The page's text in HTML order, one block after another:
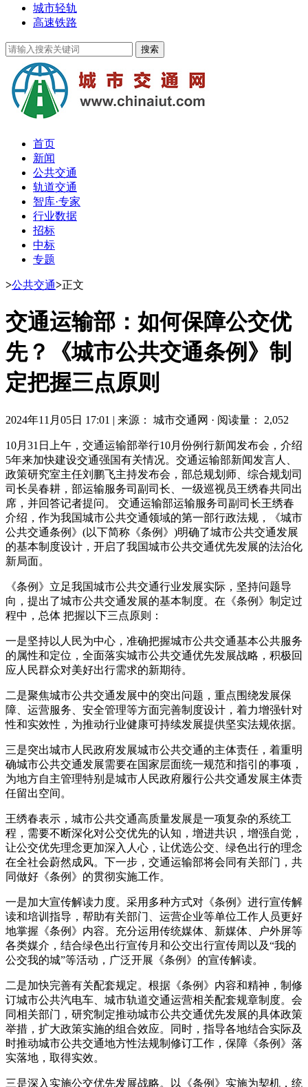
城市轻轨
高速铁路
首页
新闻
公共交通
轨道交通
智库·专家
行业数据
招标
中标
专题
>公共交通>正文
交通运输部：如何保障公交优
先？《城市公共交通条例》制
定把握三点原则
2024年11月05日 17:01 | 来源： 城市交通网 · 阅读量： 2,052
10月31日上午，交通运输部举行10月份例行新闻发布会，介绍
5年来加快建设交通强国有关情况。交通运输部新闻发言人、
政策研究室主任刘鹏飞主持发布会，部总规划师、综合规划司
司长吴春耕，部运输服务司副司长、一级巡视员王绣春共同出
席，并回答记者提问。 交通运输部运输服务司副司长王绣春
介绍，作为我国城市公共交通领域的第一部行政法规，《城市
公共交通条例》(以下简称《条例》)明确了城市公共交通发展
的基本制度设计，开启了我国城市公共交通优先发展的法治化
新局面。
《条例》立足我国城市公共交通行业发展实际，坚持问题导
向，提出了城市公共交通发展的基本制度。在《条例》制定过
程中，总体 把握以下三点原则：
一是坚持以人民为中心，准确把握城市公共交通基本公共服务
的属性和定位，全面落实城市公共交通优先发展战略，积极回
应人民群众对美好出行需求的新期待。
二是聚焦城市公共交通发展中的突出问题，重点围绕发展保
障、运营服务、安全管理等方面完善制度设计，着力增强针对
性和实效性，为推动行业健康可持续发展提供坚实法规依据。
三是突出城市人民政府发展城市公共交通的主体责任，着重明
确城市公共交通发展需要在国家层面统一规范和指引的事项，
为地方自主管理特别是城市人民政府履行公共交通发展主体责
任留出空间。
王绣春表示，城市公共交通高质量发展是一项复杂的系统工
程，需要不断深化对公交优先的认知，增进共识，增强自觉，
让公交优先理念更加深入人心，让优选公交、绿色出行的理念
在全社会蔚然成风。下一步，交通运输部将会同有关部门，共
同做好《条例》的贯彻实施工作。
一是加大宣传解读力度。采用多种方式对《条例》进行宣传解
读和培训指导，帮助有关部门、运营企业等单位工作人员更好
地掌握《条例》内容。充分运用传统媒体、新媒体、户外屏等
各类媒介，结合绿色出行宣传月和公交出行宣传周以及“我的
公交我的城”等活动，广泛开展《条例》的宣传解读。
二是加快完善有关配套规定。根据《条例》内容和精神，制修
订城市公共汽电车、城市轨道交通运营相关配套规章制度。会
同相关部门，研究制定推动城市公共交通优先发展的具体政策
举措，扩大政策实施的组合效应。同时，指导各地结合实际及
时推动城市公共交通地方性法规制修订工作，保障《条例》落
实落地，取得实效。
三是深入实施公交优先发展战略。以《条例》实施为契机，统